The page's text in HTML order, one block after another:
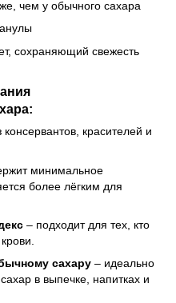
чем у обычного сахара
сохраняющий свежесть
консервантов, красителей и
минимальное
более лёгким для
– подходит для тех, кто
сахару – идеально
в выпечке, напитках и